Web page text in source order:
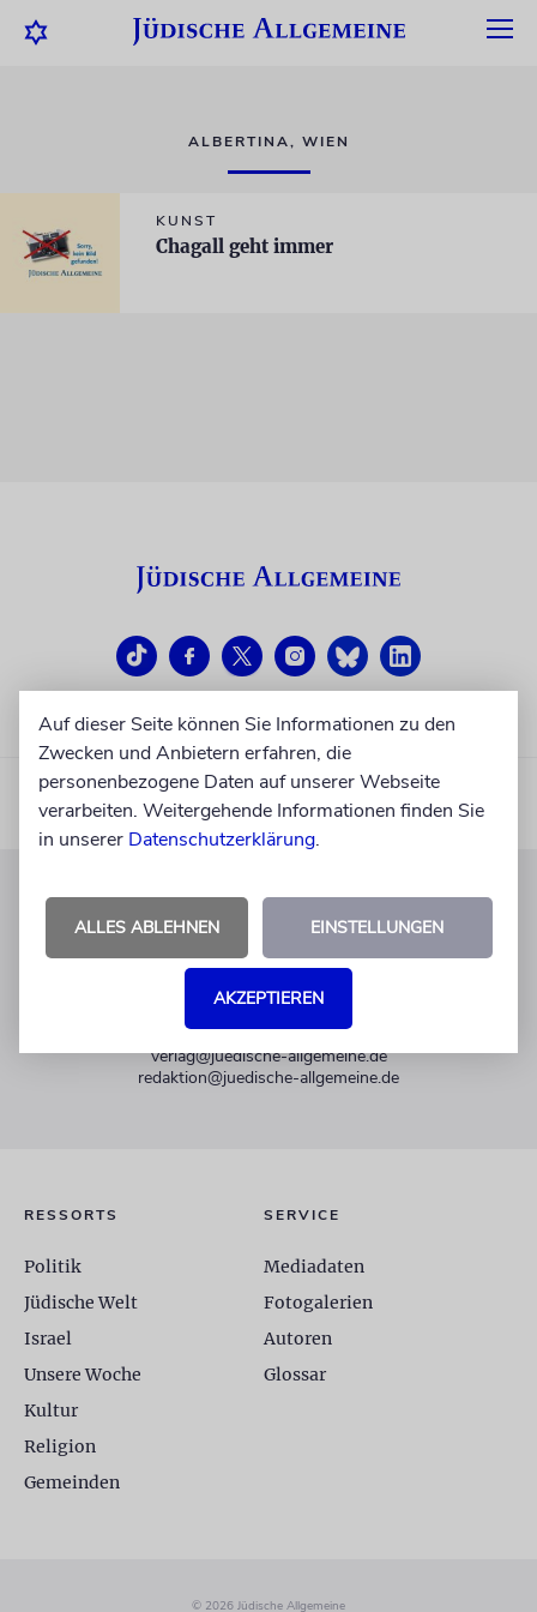
ALBERTINA, WIEN
KUNST
Chagall geht immer
KUNDENSERVICE
+49 30 275833 0
Mo-Do 9-17 Uhr
verlag@juedische-allgemeine.de
redaktion@juedische-allgemeine.de
RESSORTS
Politik
Jüdische Welt
Israel
Unsere Woche
Kultur
Religion
Gemeinden
SERVICE
Mediadaten
Fotogalerien
Autoren
Glossar
© 2026 Jüdische Allgemeine
Auf dieser Seite können Sie Informationen zu den
Zwecken und Anbietern erfahren, die
personenbezogene Daten auf unserer Webseite
verarbeiten. Weitergehende Informationen finden Sie
in unserer Datenschutzerklärung.
ALLES ABLEHNEN EINSTELLUNGEN
AKZEPTIEREN